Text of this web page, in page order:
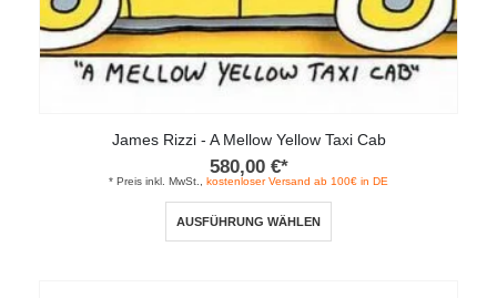
James Rizzi - A Mellow Yellow Taxi Cab
580,00 €*
* Preis inkl. MwSt., kostenloser Versand ab 100€ in DE
AUSFÜHRUNG WÄHLEN